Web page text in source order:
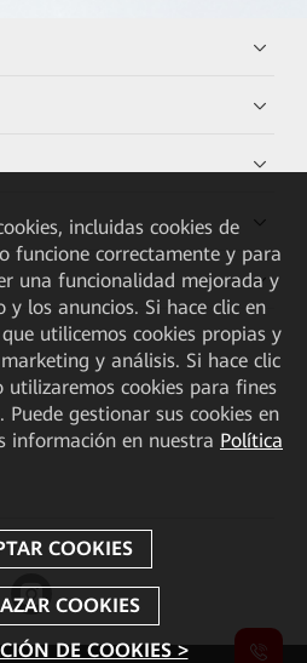
incluidas cookies de
funcione correctamente y para
una funcionalidad mejorada y
y los anuncios. Si hace clic en
utilicemos cookies propias y
y análisis. Si hace clic
utilizaremos cookies para fines
Puede gestionar sus cookies en
información en nuestra Política
DE COOKIES >